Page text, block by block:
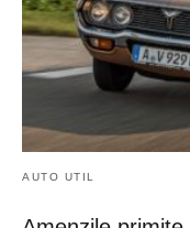
AUTO UTIL